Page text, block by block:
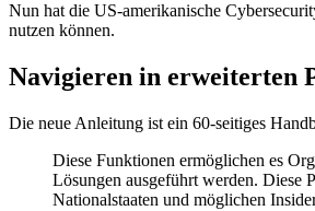
Nun hat die US-amerikanische
nutzen können.
Navigieren in erweiterten
Die neue Anleitung ist ein 60-seitiges
Diese Funktionen ermöglichen es
Lösungen ausgeführt werden. Diese
Nationalstaaten und möglichen